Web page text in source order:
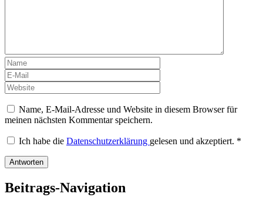
Name, E-Mail-Adresse und Website in diesem Browser für
meinen nächsten Kommentar speichern.
Ich habe die Datenschutzerklärung gelesen und akzeptiert. *
Beitrags-Navigation